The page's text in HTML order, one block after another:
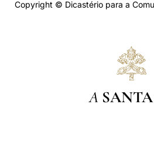
Copyright © Dicastério para a
A SANTA